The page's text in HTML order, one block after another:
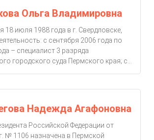
Ольга Владимировна
18 июля 1988 года в г. Свердловске,
с сентября 2006 года по
– специалист 3 разряда
городского суда Пермского края; с...
Надежда Агафоновна
Российской Федерации от
№ 1106 назначена в Пермской